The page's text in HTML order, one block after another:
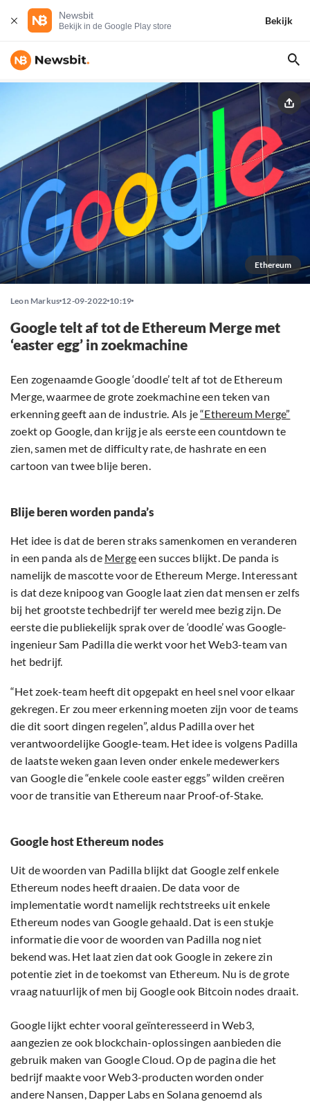
Newsbit
Bekijk in de Google Play store
Bekijk
Ethereum
Leon Markus 12-09-2022 10:19
Google telt af tot de Ethereum Merge met
‘easter egg’ in zoekmachine
Een zogenaamde Google ‘doodle’ telt af tot de Ethereum
Merge, waarmee de grote zoekmachine een teken van
erkenning geeft aan de industrie. Als je“Ethereum Merge”
zoekt op Google, dan krijg je als eerste een countdown te
zien, samen met de difficulty rate, de hashrate en een
cartoon van twee blije beren.
Blije beren worden panda’s
Het idee is dat de beren straks samenkomen en veranderen
in een panda als de Mergeeen succes blijkt. De panda is
namelijk de mascotte voor de Ethereum Merge. Interessant
is dat deze knipoog van Google laat zien dat mensen er zelfs
bij het grootste techbedrijf ter wereld mee bezig zijn. De
eerste die publiekelijk sprak over de ‘doodle’ was Google-
ingenieur Sam Padilla die werkt voor het Web3-team van
het bedrijf.
“Het zoek-team heeft dit opgepakt en heel snel voor elkaar
gekregen. Er zou meer erkenning moeten zijn voor de teams
die dit soort dingen regelen”, aldus Padilla over het
verantwoordelijke Google-team. Het idee is volgens Padilla
de laatste weken gaan leven onder enkele medewerkers
van Google die “enkele coole easter eggs” wilden creëren
voor de transitie van Ethereum naar Proof-of-Stake.
Google host Ethereum nodes
Uit de woorden van Padilla blijkt dat Google zelf enkele
Ethereum nodes heeft draaien. De data voor de
implementatie wordt namelijk rechtstreeks uit enkele
Ethereum nodes van Google gehaald. Dat is een stukje
informatie die voor de woorden van Padilla nog niet
bekend was. Het laat zien dat ook Google in zekere zin
potentie ziet in de toekomst van Ethereum. Nu is de grote
vraag natuurlijk of men bij Google ook Bitcoin nodes draait.
Google lijkt echter vooral geïnteresseerd in Web3,
aangezien ze ook blockchain-oplossingen aanbieden die
gebruik maken van Google Cloud. Op de pagina die het
bedrijf maakte voor Web3-producten worden onder
andere Nansen, Dapper Labs en Solana genoemd als